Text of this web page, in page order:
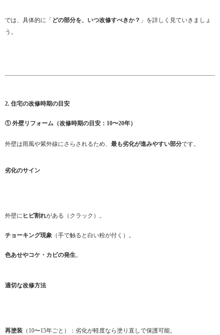
では、具体的に「 どの部分を、いつ改修すべきか？ 」を詳しく見ていきましょ
う。
2. 住宅の改修時期の目安
① 外壁リフォーム（改修時期の目安：10〜20年）
外壁は雨風や紫外線にさらされるため、 最も劣化が進みやすい部分です。
劣化のサイン
外壁に ヒビ割れがある（クラック）。
チョーキング現象 （手で触ると白い粉が付く）。
色あせやコケ・カビの発生。
適切な改修方法
再塗装 （10〜15年ごと）：劣化が軽度なら塗り直しで保護可能。